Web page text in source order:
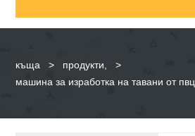
къща > продукти,
>
машина за изработка на тавани от пвц